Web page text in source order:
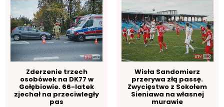
Zderzenie trzech
osobówek na DK77 w
Gołębiowie. 66-latek
zjechał na przeciwległy
pas
Wisła Sandomierz
przerywa złą passę.
Zwycięstwo z Sokołem
Sieniawa na własnej
murawie